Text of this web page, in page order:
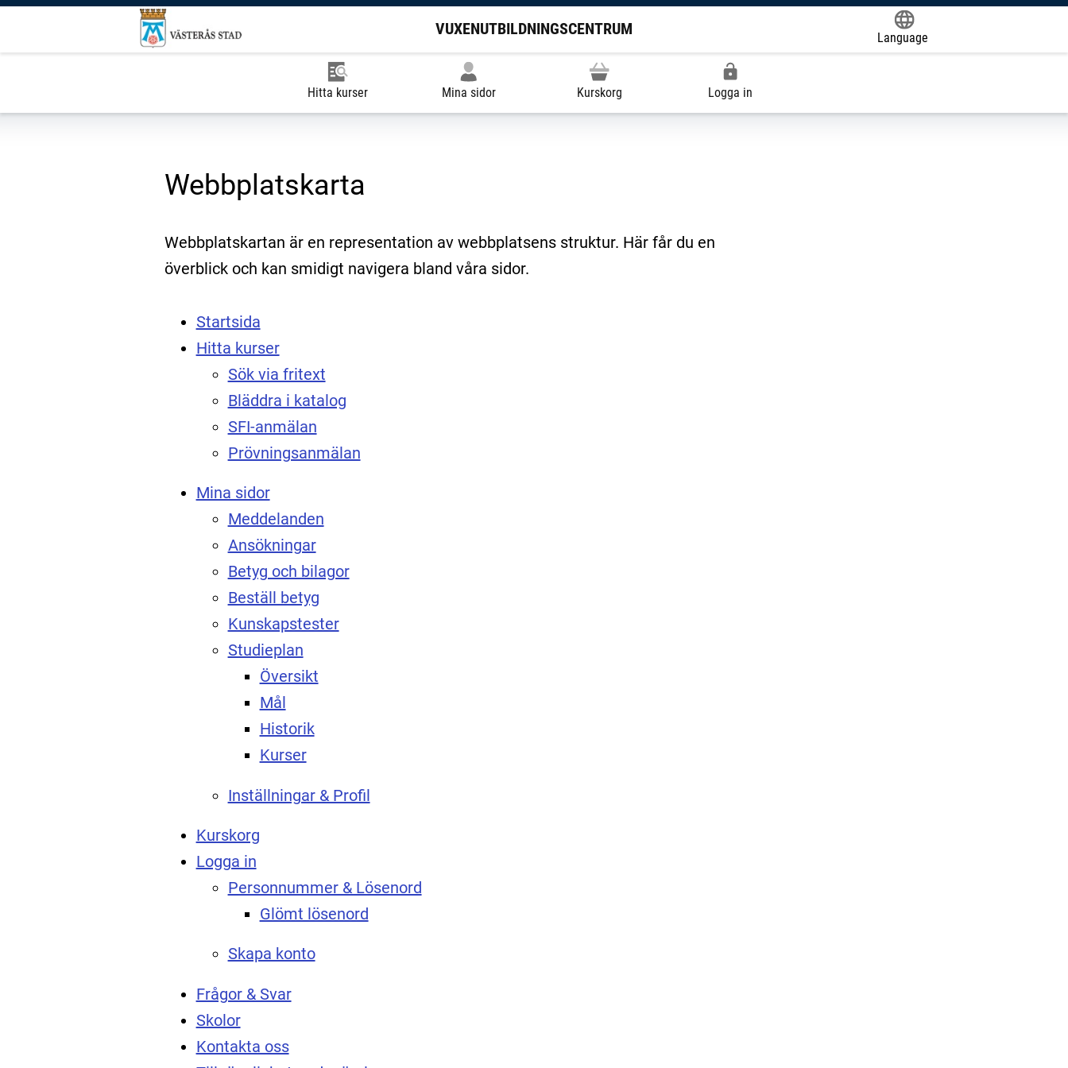
VUXENUTBILDNINGSCENTRUM
Language
Hitta kurser Mina sidor Kurskorg Logga in
Webbplatskarta
Webbplatskartan är en representation av webbplatsens struktur. Här får du en
överblick och kan smidigt navigera bland våra sidor.
Startsida
Hitta kurser
Sök via fritext
Bläddra i katalog
SFI-anmälan
Prövningsanmälan
Mina sidor
Meddelanden
Ansökningar
Betyg och bilagor
Beställ betyg
Kunskapstester
Studieplan
Översikt
Mål
Historik
Kurser
Inställningar & Profil
Kurskorg
Logga in
Personnummer & Lösenord
Glömt lösenord
Skapa konto
Frågor & Svar
Skolor
Kontakta oss